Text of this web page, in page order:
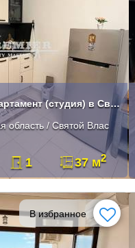
Однокомнатный апартамент (студия) в Святом Власе
область / Святой Влас
1 37 м2
В избранное